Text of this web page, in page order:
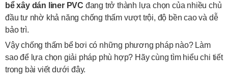
bể xây dán liner PVC đang trở thành lựa chọn của nhiều chủ
đầu tư nhờ khả năng chống thấm vượt trội, độ bền cao và dễ
bảo trì.
Vậy chống thấm bể bơi có những phương pháp nào? Làm
sao để lựa chọn giải pháp phù hợp? Hãy cùng tìm hiểu chi tiết
trong bài viết dưới đây.